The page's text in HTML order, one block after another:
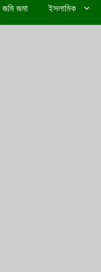
জমি জমা ইসলামিক